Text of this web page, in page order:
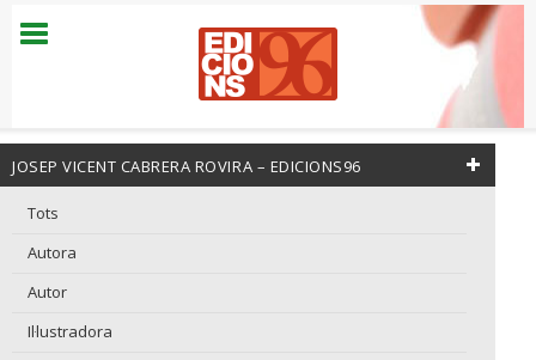
JOSEP VICENT CABRERA ROVIRA – EDICIONS96
Tots
Autora
Autor
Il·lustradora